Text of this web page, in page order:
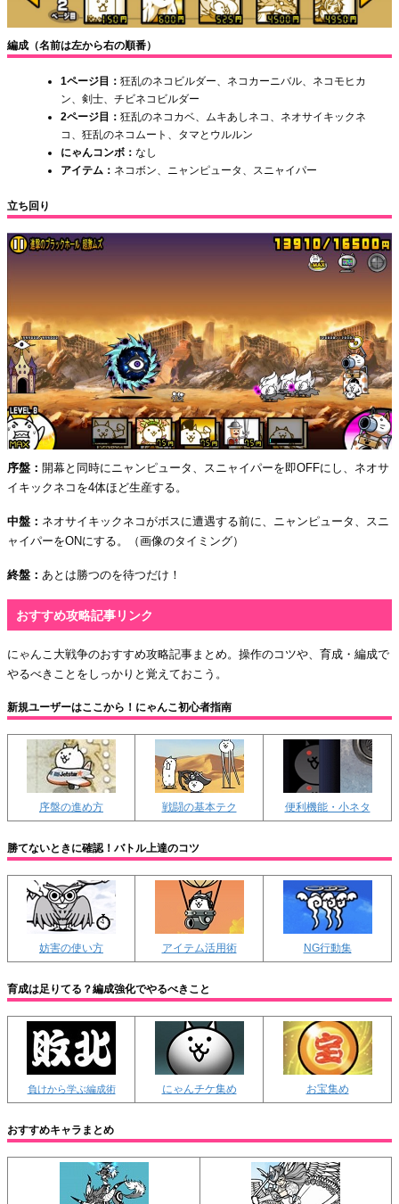
編成（名前は左から右の順番）
1ページ目： 狂乱のネコビルダー、ネコカーニバル、ネコモヒカ
ン、剣士、チビネコビルダー
2ページ目： 狂乱のネコカベ、ムキあしネコ、ネオサイキックネ
コ、狂乱のネコムート、タマとウルルン
にゃんコンボ： なし
アイテム： ネコボン、ニャンピュータ、スニャイパー
立ち回り
序盤： 開幕と同時にニャンピュータ、スニャイパーを即OFFにし、ネオサ
イキックネコを4体ほど生産する。
中盤： ネオサイキックネコがボスに遭遇する前に、ニャンピュータ、スニ
ャイパーをONにする。（画像のタイミング）
終盤： あとは勝つのを待つだけ！
おすすめ攻略記事リンク
にゃんこ大戦争のおすすめ攻略記事まとめ。操作のコツや、育成・編成で
やるべきことをしっかりと覚えておこう。
新規ユーザーはここから！にゃんこ初心者指南
序盤の進め方 戦闘の基本テク 便利機能・小ネタ
勝てないときに確認！バトル上達のコツ
妨害の使い方 アイテム活用術 NG行動集
育成は足りてる？編成強化でやるべきこと
負けから学ぶ編成術 にゃんチケ集め お宝集め
おすすめキャラまとめ